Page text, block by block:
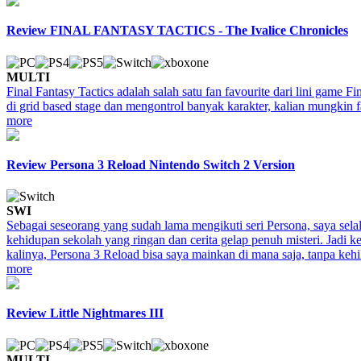
Review FINAL FANTASY TACTICS - The Ivalice Chronicles
MULTI
Final Fantasy Tactics adalah salah satu fan favourite dari lini game
di grid based stage dan mengontrol banyak karakter, kalian
more
Review Persona 3 Reload Nintendo Switch 2 Version
SWI
Sebagai seseorang yang sudah lama mengikuti seri Persona, saya
kehidupan sekolah yang ringan dan cerita gelap penuh misteri. Jadi
kalinya, Persona 3 Reload bisa saya mainkan di mana saja, tanpa
more
Review Little Nightmares III